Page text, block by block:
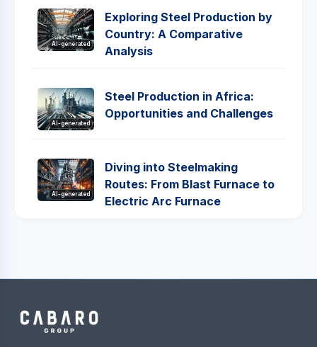
AI-generated
Exploring Steel Production by
Country: A Comparative
Analysis
AI-generated
Steel Production in Africa:
Opportunities and Challenges
AI-generated
Diving into Steelmaking
Routes: From Blast Furnace to
Electric Arc Furnace